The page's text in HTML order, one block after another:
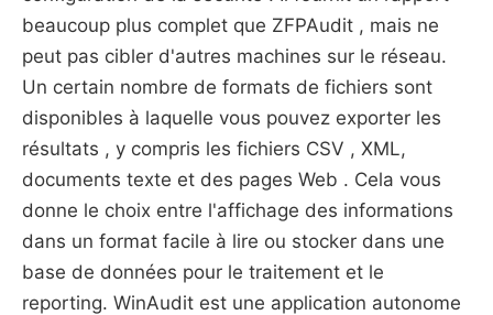
beaucoup plus complet que ZFPAudit , mais ne
peut pas cibler d'autres machines sur le réseau.
Un certain nombre de formats de fichiers sont
disponibles à laquelle vous pouvez exporter les
résultats , y compris les fichiers CSV , XML,
documents texte et des pages Web . Cela vous
donne le choix entre l'affichage des informations
dans un format facile à lire ou stocker dans une
base de données pour le traitement et le
reporting. WinAudit est une application autonome